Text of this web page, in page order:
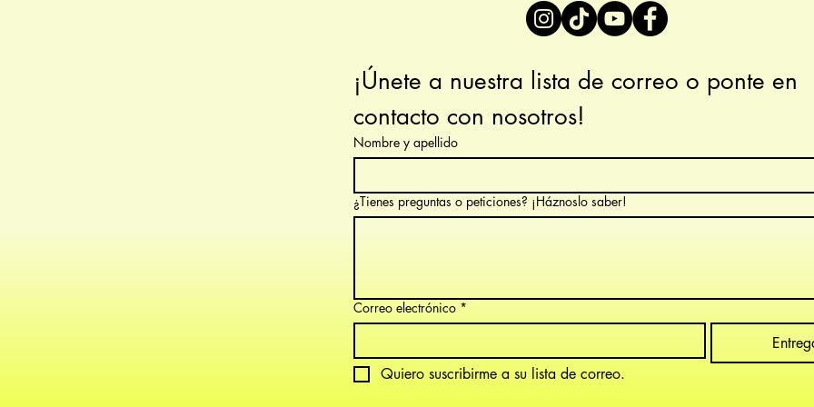
¡Únete a nuestra lista de correo o ponte en
contacto con nosotros!
Nombre y apellido
¿Tienes preguntas o peticiones? ¡Háznoslo saber!
Correo electrónico *
Quiero suscribirme a su lista de correo.